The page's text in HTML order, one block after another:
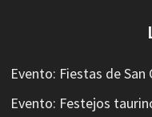
Evento: Fiestas de
Evento: Festejos